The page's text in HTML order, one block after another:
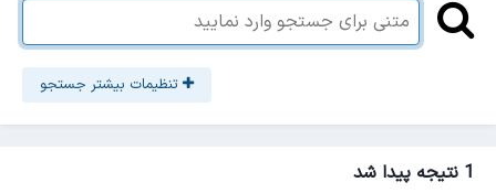
تنظیمات بیشتر جستجو
1 نتیجه پیدا شد